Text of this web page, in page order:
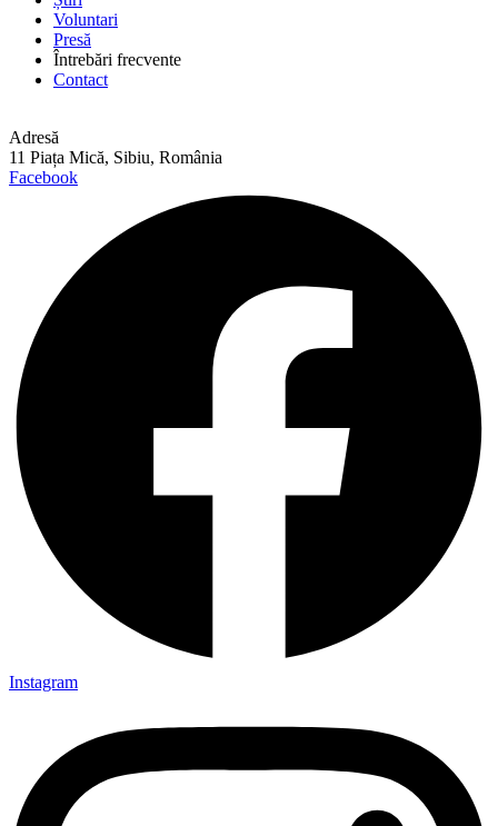
Voluntari
Presă
Întrebări frecvente
Contact
Adresă
11 Piața Mică, Sibiu, România
Facebook
Instagram